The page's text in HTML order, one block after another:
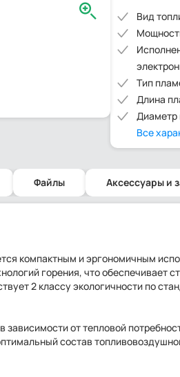
Вид
Тип
Длина
Диаметр
Все
Файлы Аксессуары и
компактным и эргономичным
горения, что обеспечивает
2 классу экологичности по
от тепловой
состав